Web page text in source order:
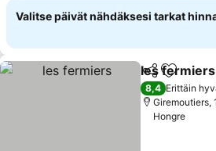
Valitse päivät nähdäksesi tarkat
Jaa Lisää
les fermiers
8,4 Erittäin
Giremoutiers,
Hongre